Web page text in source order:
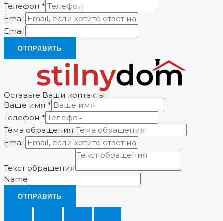
Телефон *
Email
Email
ОТПРАВИТЬ
Оставьте Ваши контакты
Ваше имя *
Телефон *
Тема обращения
Email
Текст обращения
Name
ОТПРАВИТЬ